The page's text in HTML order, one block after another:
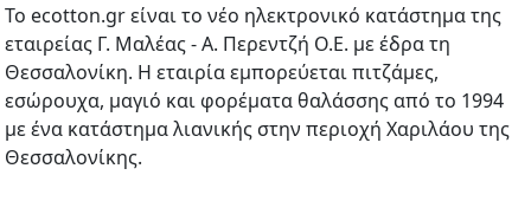
Το ecotton.gr είναι το νέο ηλεκτρονικό κατάστημα της
εταιρείας Γ. Μαλέας - Α. Περεντζή Ο.Ε. με έδρα τη
Θεσσαλονίκη. Η εταιρία εμπορεύεται πιτζάμες,
εσώρουχα, μαγιό και φορέματα θαλάσσης από το 1994
με ένα κατάστημα λιανικής στην περιοχή Χαριλάου της
Θεσσαλονίκης.